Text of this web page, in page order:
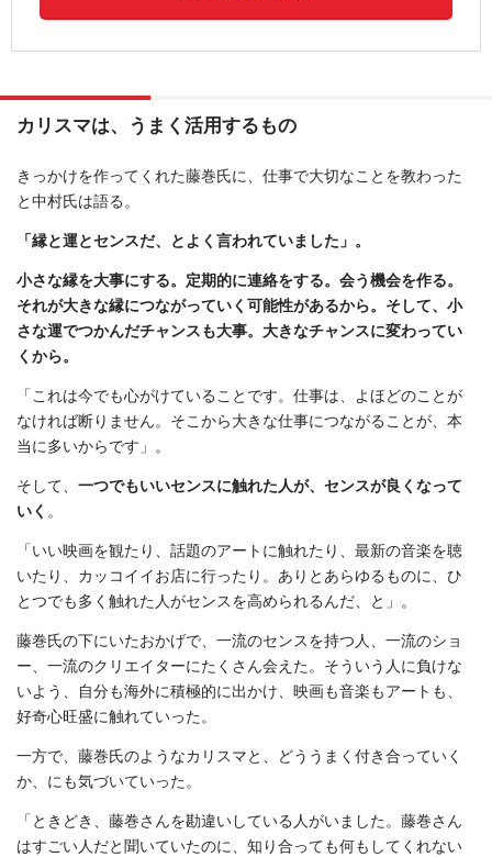
カリスマは、うまく活用するもの
きっかけを作ってくれた藤巻氏に、仕事で大切なことを教わった
と中村氏は語る。
「縁と運とセンスだ、とよく言われていました」。
小さな縁を大事にする。定期的に連絡をする。会う機会を作る。
それが大きな縁につながっていく可能性があるから。そして、小
さな運でつかんだチャンスも大事。大きなチャンスに変わってい
くから。
「これは今でも心がけていることです。仕事は、よほどのことが
なければ断りません。そこから大きな仕事につながることが、本
当に多いからです」。
そして、 一つでもいいセンスに触れた人が、センスが良くなって
いく 。
「いい映画を観たり、話題のアートに触れたり、最新の音楽を聴
いたり、カッコイイお店に行ったり。ありとあらゆるものに、ひ
とつでも多く触れた人がセンスを高められるんだ、と」。
藤巻氏の下にいたおかげで、一流のセンスを持つ人、一流のショ
ー、一流のクリエイターにたくさん会えた。そういう人に負けな
いよう、自分も海外に積極的に出かけ、映画も音楽もアートも、
好奇心旺盛に触れていった。
一方で、藤巻氏のようなカリスマと、どううまく付き合っていく
か、にも気づいていった。
「ときどき、藤巻さんを勘違いしている人がいました。藤巻さん
はすごい人だと聞いていたのに、知り合っても何もしてくれない